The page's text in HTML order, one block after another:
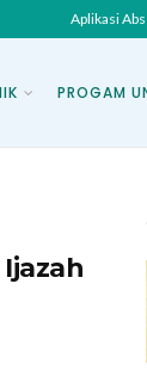
Aplikasi
PROGAM